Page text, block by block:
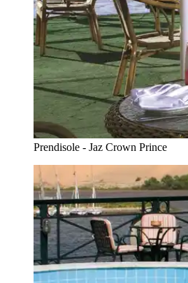
Prendisole - Jaz Crown Prince